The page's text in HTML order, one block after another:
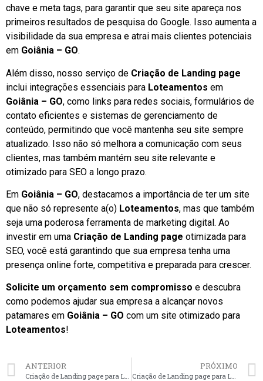
chave e meta tags, para garantir que seu site apareça nos
primeiros resultados de pesquisa do Google. Isso aumenta a
visibilidade da sua empresa e atrai mais clientes potenciais
em Goiânia – GO.
Além disso, nosso serviço de Criação de Landing page
inclui integrações essenciais para Loteamentos em
Goiânia – GO, como links para redes sociais, formulários de
contato eficientes e sistemas de gerenciamento de
conteúdo, permitindo que você mantenha seu site sempre
atualizado. Isso não só melhora a comunicação com seus
clientes, mas também mantém seu site relevante e
otimizado para SEO a longo prazo.
Em Goiânia – GO, destacamos a importância de ter um site
que não só represente a(o) Loteamentos, mas que também
seja uma poderosa ferramenta de marketing digital. Ao
investir em uma Criação de Landing page otimizada para
SEO, você está garantindo que sua empresa tenha uma
presença online forte, competitiva e preparada para crescer.
Solicite um orçamento sem compromisso e descubra
como podemos ajudar sua empresa a alcançar novos
patamares em Goiânia – GO com um site otimizado para
Loteamentos!
ANTERIOR PRÓXIMO
Criação de Landing page para Loteamentos em Campo Grande – MS faça seu orçamento